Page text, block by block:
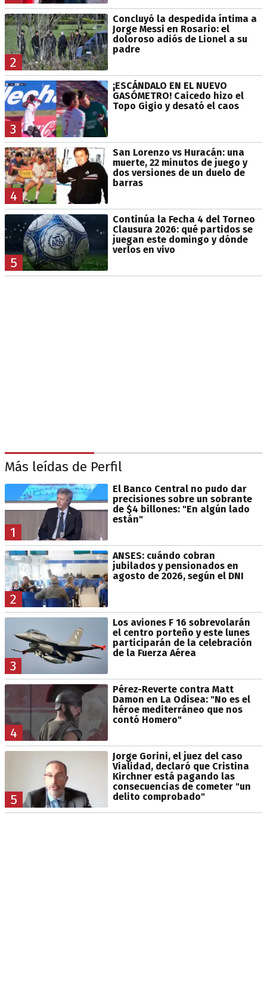
2
Concluyó la despedida íntima a
Jorge Messi en Rosario: el
doloroso adiós de Lionel a su
padre
3
¡ESCÁNDALO EN EL NUEVO
GASÓMETRO! Caicedo hizo el
Topo Gigio y desató el caos
4
San Lorenzo vs Huracán: una
muerte, 22 minutos de juego y
dos versiones de un duelo de
barras
5
Continúa la Fecha 4 del Torneo
Clausura 2026: qué partidos se
juegan este domingo y dónde
verlos en vivo
Más leídas de Perfil
1
El Banco Central no pudo dar
precisiones sobre un sobrante
de $4 billones: "En algún lado
están"
2
ANSES: cuándo cobran
jubilados y pensionados en
agosto de 2026, según el DNI
3
Los aviones F 16 sobrevolarán
el centro porteño y este lunes
participarán de la celebración
de la Fuerza Aérea
4
Pérez-Reverte contra Matt
Damon en La Odisea: "No es el
héroe mediterráneo que nos
contó Homero"
5
Jorge Gorini, el juez del caso
Vialidad, declaró que Cristina
Kirchner está pagando las
consecuencias de cometer "un
delito comprobado"